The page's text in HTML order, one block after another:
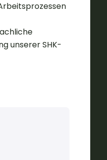
unserer SHK-